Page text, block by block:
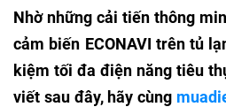
Nhờ những cải tiến thông
cảm biến ECONAVI trên tủ
kiệm tối đa điện năng tiêu
viết sau đây, hãy cùng